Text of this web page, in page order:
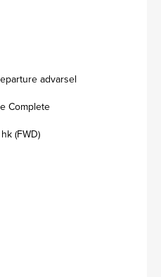
advarsel
Complete
(FWD)